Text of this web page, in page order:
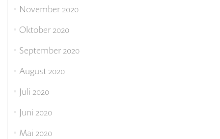
November 2020
Oktober 2020
September 2020
August 2020
Juli 2020
Juni 2020
Mai 2020